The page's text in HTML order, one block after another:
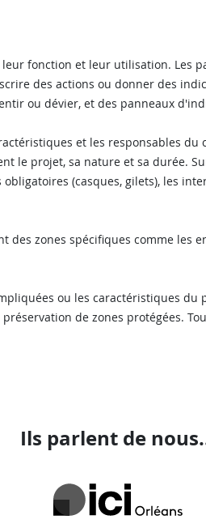
fonction et leur utilisation. Les
des actions ou donner des
ou dévier, et des panneaux
et les responsables
le projet, sa nature et sa durée.
(casques, gilets), les
zones spécifiques comme les
ou les caractéristiques
de zones protégées.
Ils parlent de